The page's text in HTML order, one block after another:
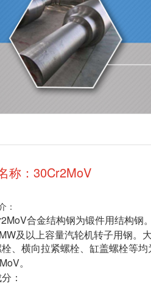
称：30Cr2MoV
：
合金结构钢为锻件用结构钢。
及以上容量汽轮机转子用钢。
、横向拉紧螺栓、缸盖螺栓等
。
：